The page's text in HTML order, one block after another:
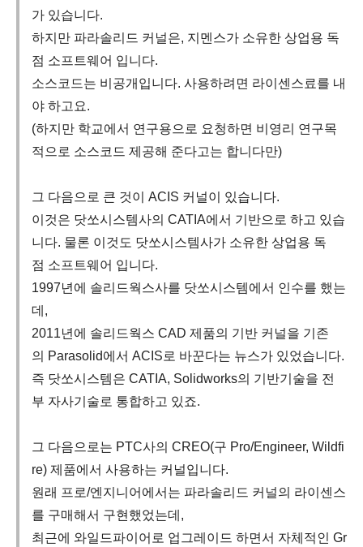
가 있습니다.
하지만 파라솔리드 커널은, 지멘스가 소유한 상업용 독
점 소프트웨어 입니다.
소스코드는 비공개입니다. 사용하려면 라이센스료를 내
야 하고요.
(하지만 학교에서 연구용으로 요청하면 비영리 연구목
적으로 소스코드 제공해 준다고는 합니다만)
그 다음으로 큰 것이 ACIS 커널이 있습니다.
이것은 닷쏘시스템사의 CATIA에서 기반으로 하고 있습
니다. 물론 이것도 닷쏘시스템사가 소유한 상업용 독
점 소프트웨어 입니다.
1997년에 솔리드웍스사를 닷쏘시스템에서 인수를 했는
데,
2011년에 솔리드웍스 CAD 제품의 기반 커널을 기존
의 Parasolid에서 ACIS로 바꾼다는 뉴스가 있었습니다.
즉 닷쏘시스템은 CATIA, Solidworks의 기반기술을 전
부 자사기술로 통합하고 있죠.
그 다음으로는 PTC사의 CREO(구 Pro/Engineer, Wildfi
re) 제품에서 사용하는 커널입니다.
원래 프로/엔지니어에서는 파라솔리드 커널의 라이센스
를 구매해서 구현했었는데,
최근에 와일드파이어로 업그레이드 하면서 자체적인 Gr